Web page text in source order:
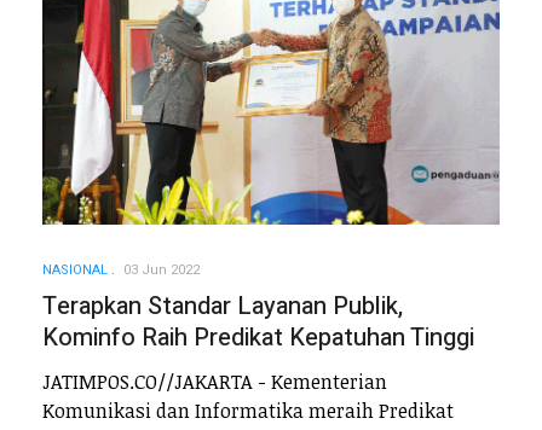
NASIONAL 03 Jun 2022
Terapkan Standar Layanan Publik,
Kominfo Raih Predikat Kepatuhan Tinggi
JATIMPOS.CO//JAKARTA - Kementerian
Komunikasi dan Informatika meraih Predikat